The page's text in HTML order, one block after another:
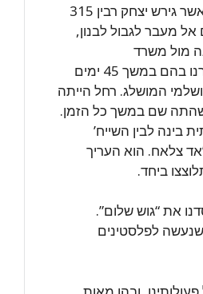
בראשית 1993, כאשר גירש יצחק רבין 315
מעבר לגבול לבנון,
מול משרד
ראש-הממשלה. גרנו בהם במשך 45 ימים
המושלג. רחל הייתה
שם במשך כל הזמן.
בינה לבין השייח’
צלאח. הוא העריך
ביחד.
את “גוש שלום”.
שנעשה לפלסטינים